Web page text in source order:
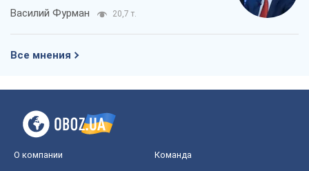
Василий Фурман 20,7 т.
Все мнения
О компании Команда